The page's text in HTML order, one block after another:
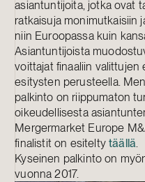
asiantuntijoita, jotka ovat
ratkaisuja monimutkaisiin
niin Euroopassa kuin
Asiantuntijoista
voittajat finaaliin valittujen
esitysten perusteella.
palkinto on riippumaton
oikeudellisesta
Mergermarket Europe
finalistit on esiteltytäällä.
Kyseinen palkinto on
vuonna 2017.